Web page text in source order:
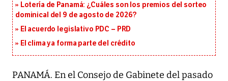
Lotería de Panamá: ¿Cuáles son los premios del sorteo
dominical del 9 de agosto de 2026?
El acuerdo legislativo PDC – PRD
El clima ya forma parte del crédito
PANAMÁ. En el Consejo de Gabinete del pasado